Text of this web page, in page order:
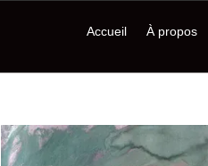
Accueil À propos